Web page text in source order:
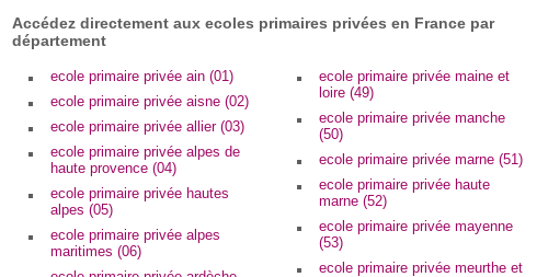
Accédez directement aux ecoles primaires privées en France par
département
ecole primaire privée ain (01)
ecole primaire privée aisne (02)
ecole primaire privée allier (03)
ecole primaire privée alpes de
haute provence (04)
ecole primaire privée hautes
alpes (05)
ecole primaire privée alpes
maritimes (06)
ecole primaire privée maine et
loire (49)
ecole primaire privée manche
(50)
ecole primaire privée marne (51)
ecole primaire privée haute
marne (52)
ecole primaire privée mayenne
(53)
ecole primaire privée meurthe et